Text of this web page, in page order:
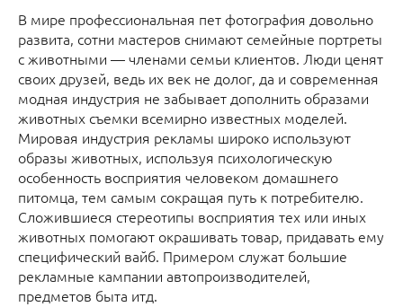
В мире профессиональная пет фотография довольно
развита, сотни мастеров снимают семейные портреты
с животными — членами семьи клиентов. Люди ценят
своих друзей, ведь их век не долог, да и современная
модная индустрия не забывает дополнить образами
животных съемки всемирно известных моделей.
Мировая индустрия рекламы широко используют
образы животных, используя психологическую
особенность восприятия человеком домашнего
питомца, тем самым сокращая путь к потребителю.
Сложившиеся стереотипы восприятия тех или иных
животных помогают окрашивать товар, придавать ему
специфический вайб. Примером служат большие
рекламные кампании автопроизводителей,
предметов быта итд.